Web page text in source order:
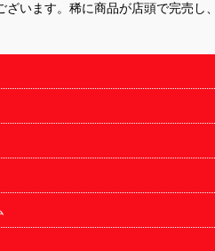
います。稀に商品が店頭で完売し